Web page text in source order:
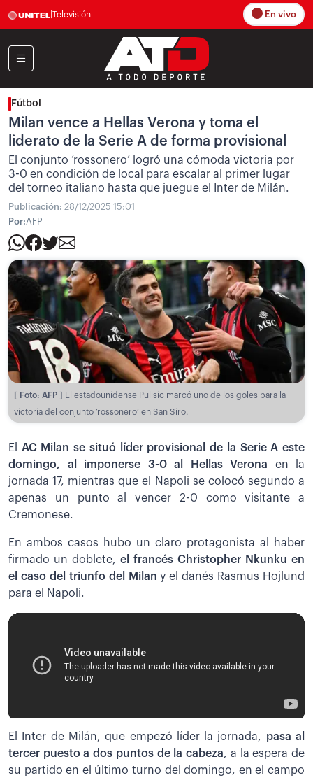
Televisión En vivo
Fútbol
Milan vence a Hellas Verona y toma el
liderato de la Serie A de forma provisional
El conjunto ‘rossonero’ logró una cómoda victoria por
3-0 en condición de local para escalar al primer lugar
del torneo italiano hasta que juegue el Inter de Milán.
Publicación: 28/12/2025 15:01
Por:AFP
[ Foto: AFP ]
El estadounidense Pulisic marcó uno de los goles para la
victoria del conjunto ‘rossonero’ en San Siro.
El AC Milan se situó líder provisional de la Serie A este
domingo, al imponerse 3-0 al Hellas Verona en la
jornada 17, mientras que el Napoli se colocó segundo a
apenas un punto al vencer 2-0 como visitante a
Cremonese.
En ambos casos hubo un claro protagonista al haber
firmado un doblete, el francés Christopher Nkunku en
el caso del triunfo del Milan y el danés Rasmus Hojlund
para el Napoli.
El Inter de Milán, que empezó líder la jornada, pasa al
tercer puesto a dos puntos de la cabeza, a la espera de
su partido en el último turno del domingo, en el campo